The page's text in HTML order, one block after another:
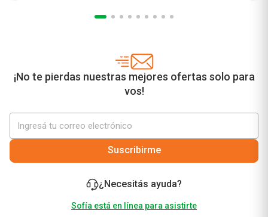
Agregar al carrito
vos!
¿Necesitás ayuda?